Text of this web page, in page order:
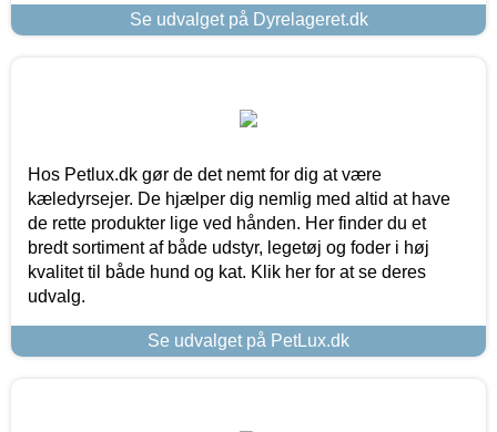
Se udvalget på Dyrelageret.dk
Hos Petlux.dk gør de det nemt for dig at være
kæledyrsejer. De hjælper dig nemlig med altid at have
de rette produkter lige ved hånden. Her finder du et
bredt sortiment af både udstyr, legetøj og foder i høj
kvalitet til både hund og kat. Klik her for at se deres
udvalg.
Se udvalget på PetLux.dk